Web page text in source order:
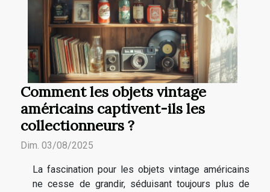
Comment les objets vintage
américains captivent-ils les
collectionneurs ?
Dim. 03/08/2025
La fascination pour les objets vintage américains
ne cesse de grandir, séduisant toujours plus de